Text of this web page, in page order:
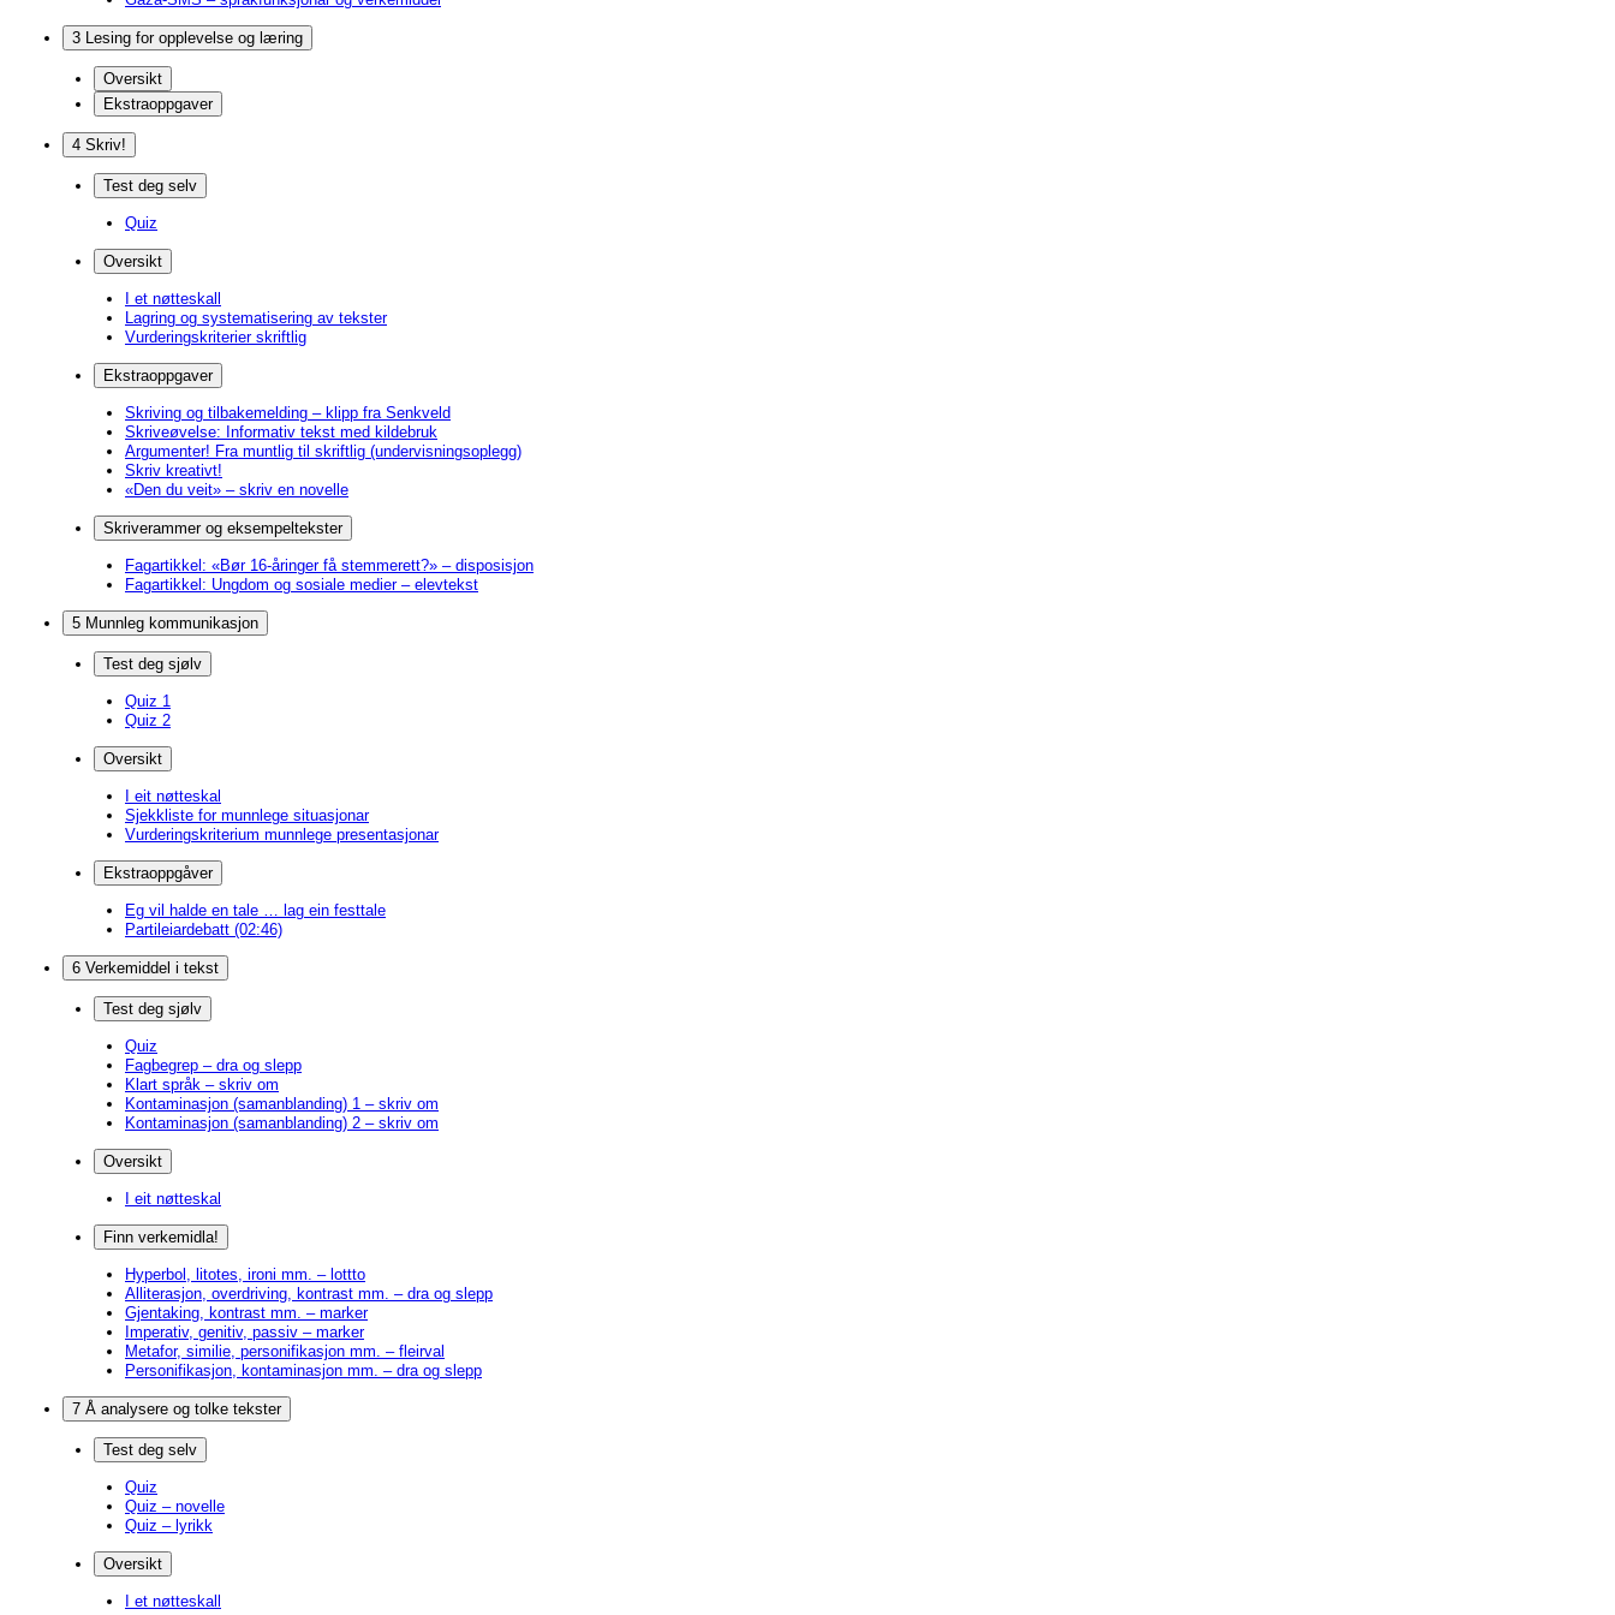
3 Lesing for opplevelse og læring
Oversikt
Ekstraoppgaver
4 Skriv!
Test deg selv
Quiz
Oversikt
I et nøtteskall
Lagring og systematisering av tekster
Vurderingskriterier skriftlig
Ekstraoppgaver
Skriving og tilbakemelding – klipp fra Senkveld
Skriveøvelse: Informativ tekst med kildebruk
Argumenter! Fra muntlig til skriftlig (undervisningsoplegg)
Skriv kreativt!
«Den du veit» – skriv en novelle
Skriverammer og eksempeltekster
Fagartikkel: «Bør 16-åringer få stemmerett?» – disposisjon
Fagartikkel: Ungdom og sosiale medier – elevtekst
5 Munnleg kommunikasjon
Test deg sjølv
Quiz 1
Quiz 2
Oversikt
I eit nøtteskal
Sjekkliste for munnlege situasjonar
Vurderingskriterium munnlege presentasjonar
Ekstraoppgåver
Eg vil halde en tale … lag ein festtale
Partileiardebatt (02:46)
6 Verkemiddel i tekst
Test deg sjølv
Quiz
Fagbegrep – dra og slepp
Klart språk – skriv om
Kontaminasjon (samanblanding) 1 – skriv om
Kontaminasjon (samanblanding) 2 – skriv om
Oversikt
I eit nøtteskal
Finn verkemidla!
Hyperbol, litotes, ironi mm. – lottto
Alliterasjon, overdriving, kontrast mm. – dra og slepp
Gjentaking, kontrast mm. – marker
Imperativ, genitiv, passiv – marker
Metafor, similie, personifikasjon mm. – fleirval
Personifikasjon, kontaminasjon mm. – dra og slepp
7 Å analysere og tolke tekster
Test deg selv
Quiz
Quiz – novelle
Quiz – lyrikk
Oversikt
I et nøtteskall